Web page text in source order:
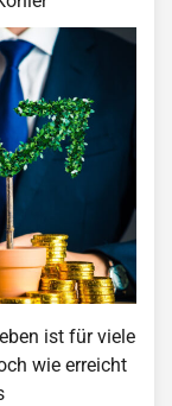
ist für viele
wie erreicht